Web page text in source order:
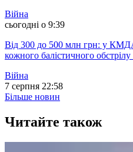
Війна
сьогодні о 9:39
Від 300 до 500 млн грн: у
кожного балістичного
Війна
7 серпня 22:58
Більше новин
Читайте також